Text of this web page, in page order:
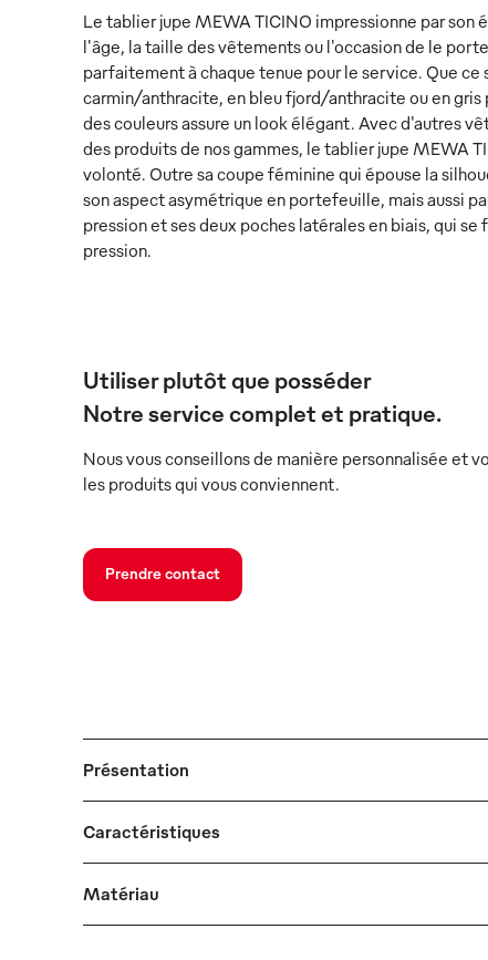
Le tablier jupe MEWA TICINO impressionne par son
l'âge, la taille des vêtements ou l'occasion de le
parfaitement à chaque tenue pour le service. Que ce
carmin/anthracite, en bleu fjord/anthracite ou en
des couleurs assure un look élégant. Avec d'autres
des produits de nos gammes, le tablier jupe MEWA
volonté. Outre sa coupe féminine qui épouse la
son aspect asymétrique en portefeuille, mais aussi
pression et ses deux poches latérales en biais, qui
pression.
Utiliser plutôt que posséder
Notre service complet et pratique.
Nous vous conseillons de manière personnalisée et
les produits qui vous conviennent.
Prendre contact
Présentation
Caractéristiques
Matériau